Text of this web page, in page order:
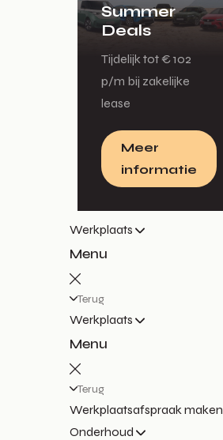
Summer
Deals
Tijdelijk tot € 102
p/m bij zakelijke
lease
Meer
informatie
Werkplaats
Menu
Terug
Werkplaats
Menu
Terug
Werkplaatsafspraak maken
Onderhoud